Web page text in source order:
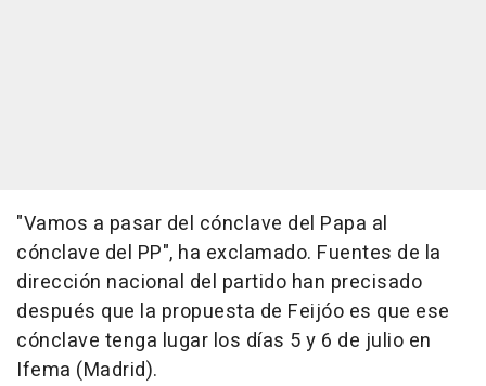
"Vamos a pasar del cónclave del Papa al
cónclave del PP", ha exclamado. Fuentes de la
dirección nacional del partido han precisado
después que la propuesta de Feijóo es que ese
cónclave tenga lugar los días 5 y 6 de julio en
Ifema (Madrid).